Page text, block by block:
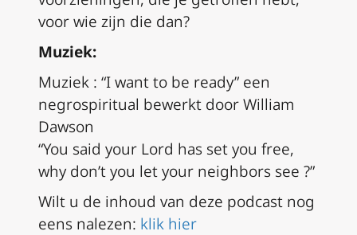
voor wie zijn die dan?
Muziek:
Muziek : “I want to be ready” een
negrospiritual bewerkt door William
Dawson
“You said your Lord has set you free,
why don’t you let your neighbors see ?”
Wilt u de inhoud van deze podcast nog
eens nalezen: klik hier